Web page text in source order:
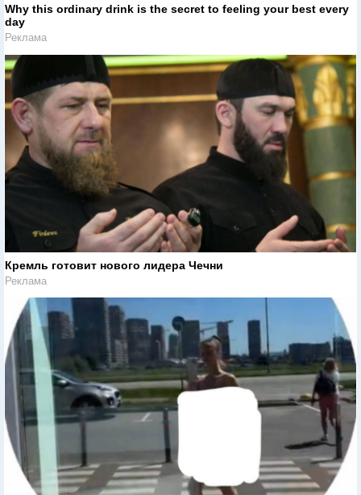
Why this ordinary drink is the secret to feeling your best every
day
Реклама
Кремль готовит нового лидера Чечни
Реклама